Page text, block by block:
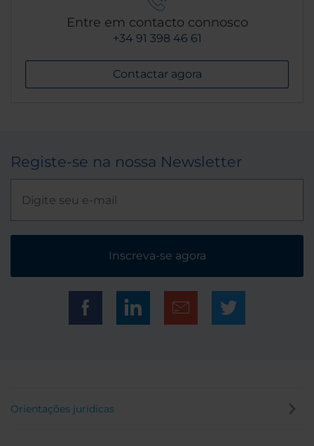
Entre em contacto connosco
+34 91 398 46 61
Contactar agora
Registe-se na nossa Newsletter
Inscreva-se agora
Orientações jurídicas